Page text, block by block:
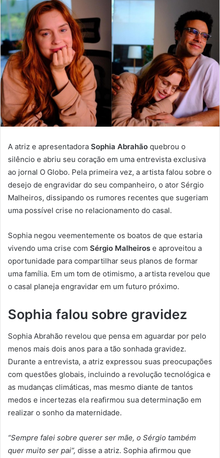
A atriz e apresentadora Sophia Abrahão quebrou o
silêncio e abriu seu coração em uma entrevista exclusiva
ao jornal O Globo. Pela primeira vez, a artista falou sobre o
desejo de engravidar do seu companheiro, o ator Sérgio
Malheiros, dissipando os rumores recentes que sugeriam
uma possível crise no relacionamento do casal.
Sophia negou veementemente os boatos de que estaria
vivendo uma crise com Sérgio Malheiros e aproveitou a
oportunidade para compartilhar seus planos de formar
uma família. Em um tom de otimismo, a artista revelou que
o casal planeja engravidar em um futuro próximo.
Sophia falou sobre gravidez
Sophia Abrahão revelou que pensa em aguardar por pelo
menos mais dois anos para a tão sonhada gravidez.
Durante a entrevista, a atriz expressou suas preocupações
com questões globais, incluindo a revolução tecnológica e
as mudanças climáticas, mas mesmo diante de tantos
medos e incertezas ela reafirmou sua determinação em
realizar o sonho da maternidade.
“Sempre falei sobre querer ser mãe, o Sérgio também
quer muito ser pai”, disse a atriz. Sophia afirmou que